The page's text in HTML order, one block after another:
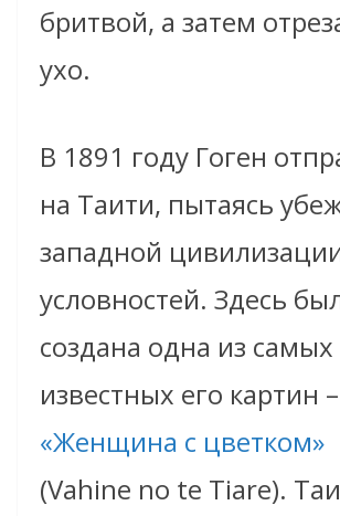
бритвой, а затем
ухо.
В 1891 году Гоген
на Таити, пытаясь
западной
условностей. Здесь
создана одна из самых
известных его картин –
«Женщина с цветком»
(Vahine no te Tiare).